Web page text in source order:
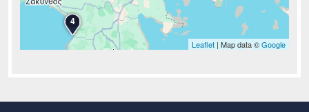
4
Leaflet | Map data ©Google